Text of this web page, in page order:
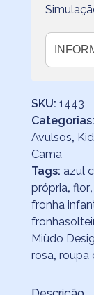
SKU: 1443
Categorias:
Avulsos,
Cama
Tags: azul
própria, flor,
fronha
Miüdo
rosa, roupa